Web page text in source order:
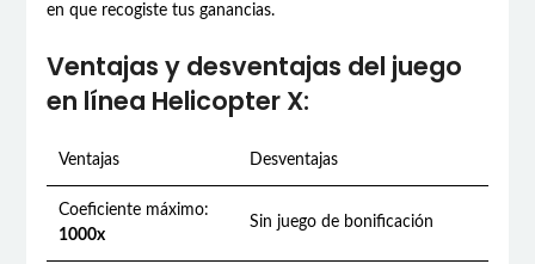
en que recogiste tus ganancias.
Ventajas y desventajas del juego
en línea Helicopter X:
Ventajas Desventajas
Coeficiente máximo:
1000x
Sin juego de bonificación